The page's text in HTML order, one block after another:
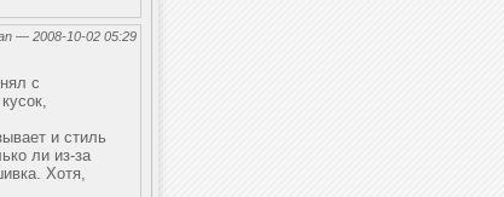
— 2008-10-02 05:29
с
и стиль
ли из-за
Хотя,